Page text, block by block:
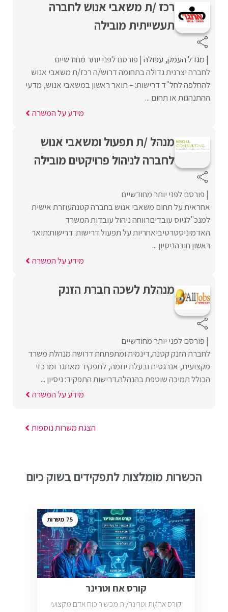
רכז /ת משאבי אנוש לחברה
תעשייתית מובילה
מגדל העמק עפולה פורסם לפני יותר מחודשיים
לחברה יצרנית גדולה בתחומה דרוש/ה רכז/ת משאבי אנוש
להחלפה לחל"ד דרישות: – תואר ראשון במשאבי אנוש, מדעי
ההתנהגות או תחום ...
מידע על המשרה
מנהל /ת תפעול ומשאבי אנוש
לחברה לניהול פרויקטים מובילה
פורסם לפני יותר מחודשיים
אחראית על תחום משאבי אנוש בחברה קטנהעוזרת אישית
למנכ"לגיוס עובדיםרווחה ניהול עובדות המשרד
האדמיניסטרטיביאחריות על תפעול דרישות: דרישות:תואר
ראשון חובהניסיון ...
מידע על המשרה
מנהלת לשכה חברת הזנק
פורסם לפני יותר מחודשיים
לחברת הזנק קטנה,דינמית ומתפתחת דרושה מנהלת משרד
מקצועית, אנרגטית ובעלת יוזמה, לתפקיד מאתגר ומרכזי
הכולל תמיכה שוטפת בהנהלה.דרישות התפקיד: ניסיון ...
מידע על המשרה
הצגת משרות נוספות
הכשרות מומלצות לתפקידים בשוק כיום
75
קורס אח וטרינר
קורס אח/ות וטרינר/ית מכשיר כוח אדם מקצועי